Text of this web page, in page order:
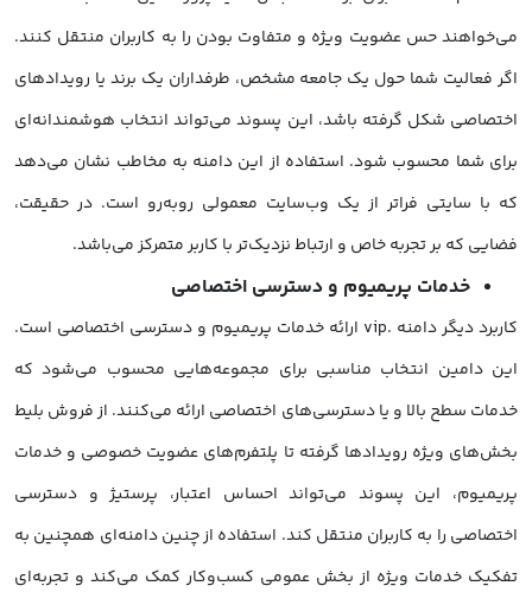
می‌خواهند حس عضویت ویژه و متفاوت بودن را به کاربران منتقل کنند.
اگر فعالیت شما حول یک جامعه مشخص، طرفداران یک برند یا رویدادهای
اختصاصی شکل گرفته باشد، این پسوند می‌تواند انتخاب هوشمندانه‌ای
برای شما محسوب شود. استفاده از این دامنه به مخاطب نشان می‌دهد
که با سایتی فراتر از یک وب‌سایت معمولی روبه‌رو است. در حقیقت،
فضایی که بر تجربه خاص و ارتباط نزدیک‌تر با کاربر متمرکز می‌باشد.
خدمات پریمیوم و دسترسی اختصاصی
کاربرد دیگر دامنه .vip ارائه خدمات پریمیوم و دسترسی اختصاصی است.
این دامین انتخاب مناسبی برای مجموعه‌هایی محسوب می‌شود که
خدمات سطح بالا و یا دسترسی‌های اختصاصی ارائه می‌کنند. از فروش بلیط
بخش‌های ویژه رویدادها گرفته تا پلتفرم‌های عضویت خصوصی و خدمات
پریمیوم، این پسوند می‌تواند احساس اعتبار، پرستیژ و دسترسی
اختصاصی را به کاربران منتقل کند. استفاده از چنین دامنه‌ای همچنین به
تفکیک خدمات ویژه از بخش عمومی کسب‌وکار کمک می‌کند و تجربه‌ای